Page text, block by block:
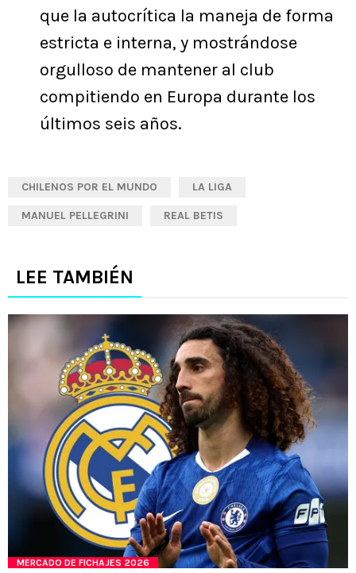
que la autocrítica la maneja de forma
estricta e interna, y mostrándose
orgulloso de mantener al club
compitiendo en Europa durante los
últimos seis años.
CHILENOS POR EL MUNDO LA LIGA
MANUEL PELLEGRINI REAL BETIS
LEE TAMBIÉN
MERCADO DE FICHAJES 2026